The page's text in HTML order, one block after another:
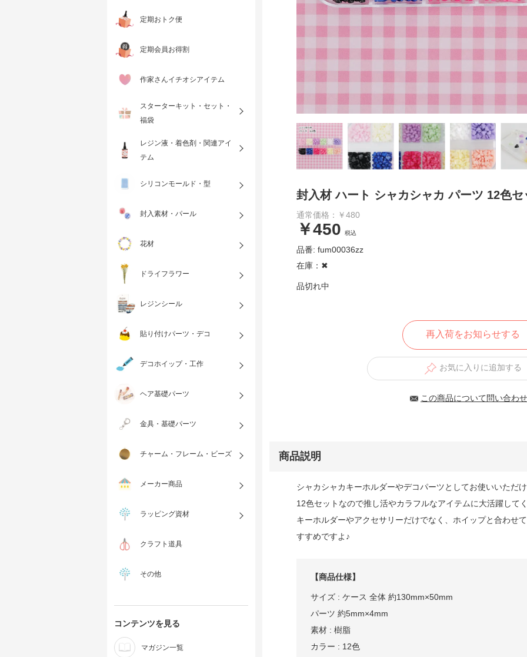
定期おトク便
定期会員お得割
作家さんイチオシアイテム
スターターキット・セット・
福袋
レジン液・着色剤・関連アイ
テム
シリコンモールド・型
封入素材・パール
花材
ドライフラワー
レジンシール
貼り付けパーツ・デコ
デコホイップ・工作
ヘア基礎パーツ
金具・基礎パーツ
チャーム・フレーム・ビーズ
メーカー商品
ラッピング資材
クラフト道具
その他
コンテンツを見る
マガジン一覧
封入材 ハート シャカシャカ パーツ 12色セ
通常価格：￥480
￥450 税込
品番: fum00036zz
在庫：✖︎
品切れ中
再入荷をお知らせする
お気に入りに追加する
この商品について問い合わ
商品説明
シャカシャカキーホルダーやデコパーツとしてお使いいただ
12色セットなので推し活やカラフルなアイテムに大活躍して
キーホルダーやアクセサリーだけでなく、ホイップと合わせ
すすめですよ♪
【商品仕様】
サイズ : ケース 全体 約130mm×50mm
パーツ 約5mm×4mm
素材 : 樹脂
カラー : 12色